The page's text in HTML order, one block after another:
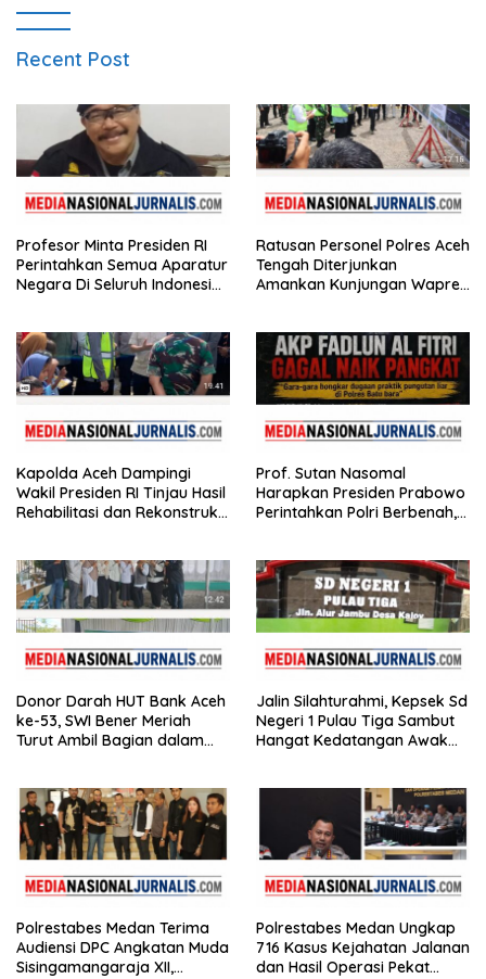
Recent Post
Profesor Minta Presiden RI
Perintahkan Semua Aparatur
Negara Di Seluruh Indonesia
Ratusan Personel Polres Aceh
Tengah Diterjunkan
Amankan Kunjungan Wapres
Kapolda Aceh Dampingi
Wakil Presiden RI Tinjau Hasil
Rehabilitasi dan Rekonstruksi
Prof. Sutan Nasomal
Harapkan Presiden Prabowo
Perintahkan Polri Berbenah,
Donor Darah HUT Bank Aceh
ke-53, SWI Bener Meriah
Turut Ambil Bagian dalam
Jalin Silahturahmi, Kepsek Sd
Negeri 1 Pulau Tiga Sambut
Hangat Kedatangan Awak
Polrestabes Medan Terima
Audiensi DPC Angkatan Muda
Sisingamangaraja XII,
Polrestabes Medan Ungkap
716 Kasus Kejahatan Jalanan
dan Hasil Operasi Pekat